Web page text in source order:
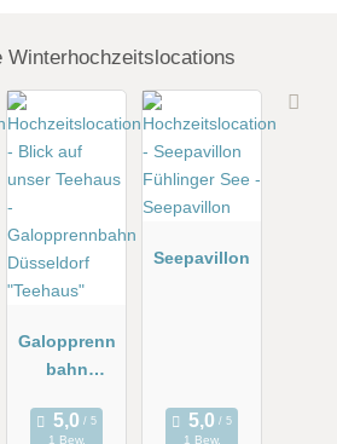
Winterhochzeitslocations
Galopprenn
bahn
"Teehaus"
1 Bew.
Seepavillon
1 Bew.